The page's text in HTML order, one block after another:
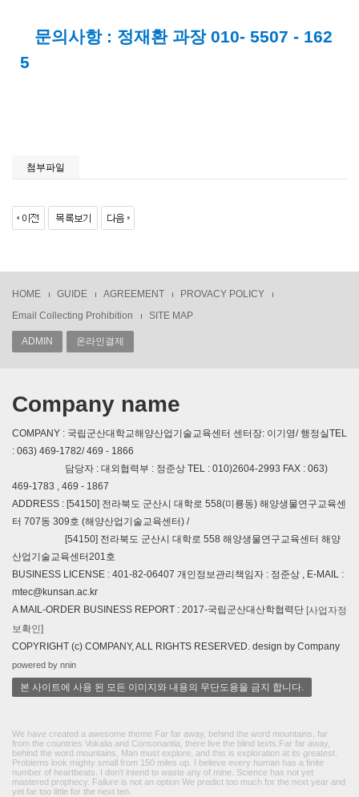
문의사항 : 정재환 과장 010- 5507 - 162
5
첨부파일
HOME GUIDE AGREEMENT
PROVACY POLICY
Email Collecting Prohibition
SITE MAP
ADMIN 온라인결제
Company name
COMPANY : 국립군산대학교해양산업기술교육센터 센터장: 이기영/ 행정실TEL
: 063) 469-1782/ 469 - 1866
담당자 : 대외협력부 : 정준상 TEL : 010)2604-2993 FAX : 063)
469-1783 , 469 - 1867
ADDRESS : [54150] 전라북도 군산시 대학로 558(미룡동) 해양생물연구교육센
터 707동 309호 (해양산업기술교육센터) /
[54150] 전라북도 군산시 대학로 558 해양생물연구교육센터 해양
산업기술교육센터201호
BUSINESS LICENSE : 401-82-06407 개인정보관리책임자 : 정준상 , E-MAIL :
mtec@kunsan.ac.kr
A MAIL-ORDER BUSINESS REPORT : 2017-국립군산대산학협력단 [사업자정
보확인]
COPYRIGHT (c) COMPANY, ALL RIGHTS RESERVED. design by Company
powered by nnin
본 사이트에 사용 된 모든 이미지와 내용의 무단도용을 금지 합니다.
We have created a awesome theme Far far away, behind the word mountains, far
from the countries Vokalia and Consonantia, there live the blind texts.Far far away,
behind the word mountains, Man must explore, and this is exploration at its greatest.
Problems look mighty small from 150 miles up. I believe every human has a finite
number of heartbeats. I don't intend to waste any of mine. Science has not yet
mastered prophecy. Failure is not an option We predict too much for the next year and
yet far too little for the next ten.